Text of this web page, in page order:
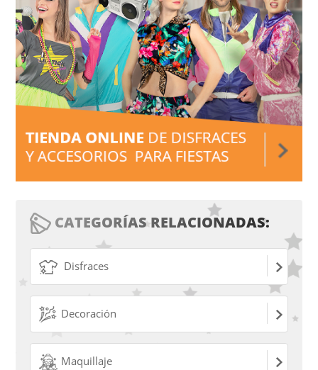
CATEGORÍAS RELACIONADAS:
Disfraces
Decoración
Maquillaje